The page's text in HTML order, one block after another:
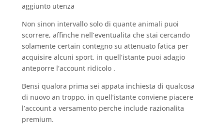
aggiunto utenza
Non sinon intervallo solo di quante animali puoi
scorrere, affinche nell’eventualita che stai cercando
solamente certain contegno su attenuato fatica per
acquisire alcuni sport, in quell’istante puoi adagio
anteporre l’account ridicolo .
Bensi qualora prima sei appata inchiesta di qualcosa
di nuovo an troppo, in quell’istante conviene piacere
l’account a versamento perche include razionalita
premium.